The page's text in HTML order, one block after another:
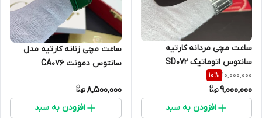
ساعت مچی مردانه کارتیه
سانتوس اتوماتیک SD07۲
10,000,000
10%
9,000,000
افزودن به سبد
ساعت مچی زنانه کارتیه مدل
سانتوس دمونت CA0۷۶
8,500,000
افزودن به سبد